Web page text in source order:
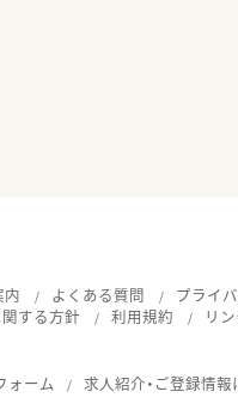
内 よくある質問
プライ
する方針 利用規約 リ
ォーム
求人紹介・ご登録情